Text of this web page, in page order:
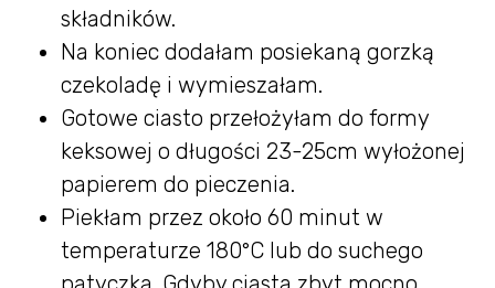
składników.
Na koniec dodałam posiekaną gorzką
czekoladę i wymieszałam.
Gotowe ciasto przełożyłam do formy
keksowej o długości 23-25cm wyłożonej
papierem do pieczenia.
Piekłam przez około 60 minut w
temperaturze 180°C lub do suchego